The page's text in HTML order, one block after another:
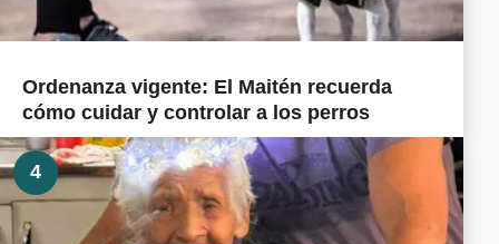
Ordenanza vigente: El Maitén recuerda
cómo cuidar y controlar a los perros
4